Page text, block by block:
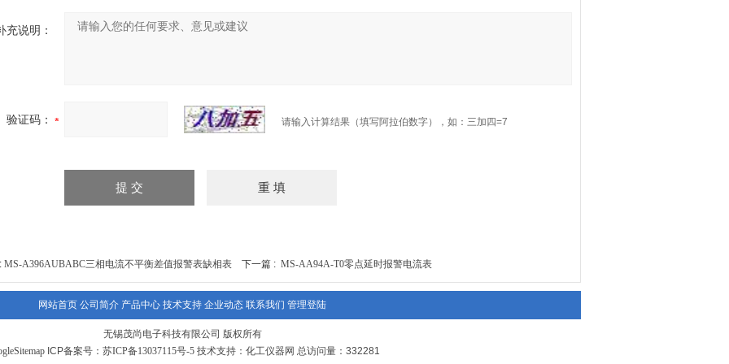
充说明：
验证码： 请输入计算结果（填写阿拉伯数字），如：三加四=7
MS-A396AUBABC三相电流不平衡差值报警表缺相表 下一篇 : MS-AA94A-T0零点延时报警电流表
网站首页 公司简介 产品中心 技术支持 企业动态 联系我们 管理登陆
无锡茂尚电子科技有限公司 版权所有
ICP备案号： 苏ICP备13037115号-5技术支持： 化工仪器网 总访问量：332281